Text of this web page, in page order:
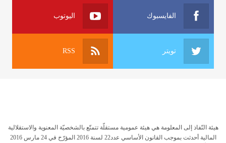
الفايسبوك اليوتوب
تويتر RSS
هيئة النّفاذ إلى المعلومة هي هيئة عمومية مستقلّة تتمتّع بالشخصيّة المعنوية والاستقلالية
المالية أحدثت بموجب القانون الأساسي عدد22 لسنة 2016 المؤرّخ في 24 مارس 2016